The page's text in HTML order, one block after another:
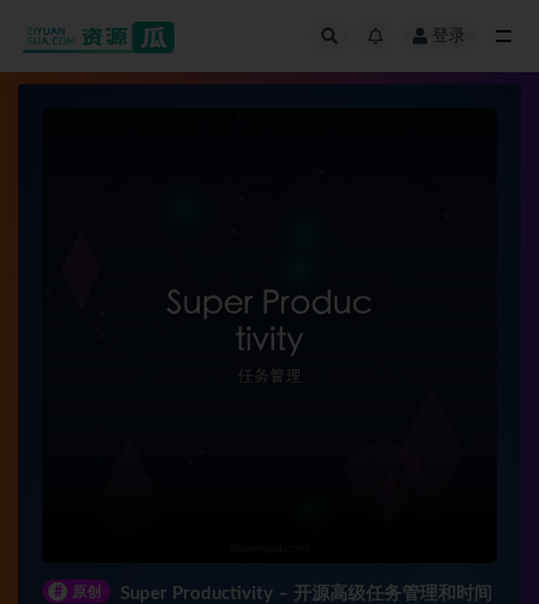
登录
# 原创
Super Productivity – 开源高级任务管理和时间